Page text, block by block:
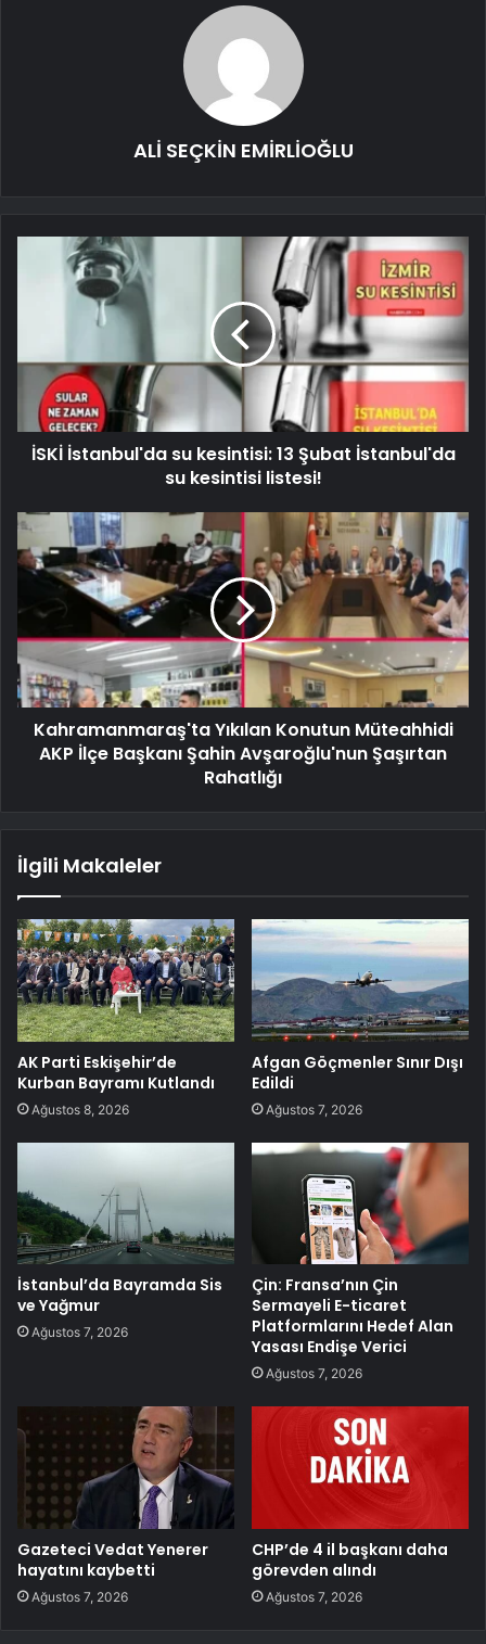
ALİ SEÇKİN EMİRLİOĞLU
İSKİ İstanbul'da su kesintisi: 13 Şubat İstanbul'da
su kesintisi listesi!
Kahramanmaraş'ta Yıkılan Konutun Müteahhidi
AKP İlçe Başkanı Şahin Avşaroğlu'nun Şaşırtan
Rahatlığı
İlgili Makaleler
AK Parti Eskişehir’de
Kurban Bayramı Kutlandı
Ağustos 8, 2026
Afgan Göçmenler Sınır Dışı
Edildi
Ağustos 7, 2026
İstanbul’da Bayramda Sis
ve Yağmur
Ağustos 7, 2026
Çin: Fransa’nın Çin
Sermayeli E-ticaret
Platformlarını Hedef Alan
Yasası Endişe Verici
Ağustos 7, 2026
Gazeteci Vedat Yenerer
hayatını kaybetti
Ağustos 7, 2026
CHP’de 4 il başkanı daha
görevden alındı
Ağustos 7, 2026